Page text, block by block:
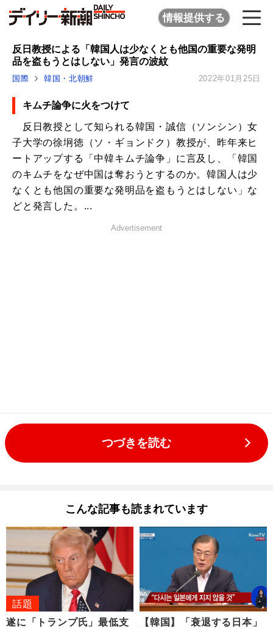
情報提供する
反日教授による「韓国人は少なくとも他国の重要な発明
品を盗もうとはしない」発言の波紋
国際 韓国・北朝鮮 2022年01月25日
キムチ論争に火をつけて
反日教授として知られる韓国・誠信（ソンシン）女
子大学の徐坰徳（ソ・ギョンドク）教授が、昨年来ヒ
ートアップする「中韓キムチ論争」に言及し、「韓国
のキムチをなぜ中国は奪おうとするのか。韓国人は少
なくとも他国の重要な発明品を盗もうとはしない」な
どと発言した。...
Advertisement
つづきを読む
こんな記事も読まれています
話題
遂に「トランプ氏」最低支
【韓国】「衰退する日本」